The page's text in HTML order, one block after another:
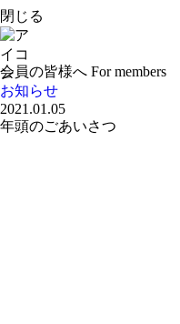
閉じる
会員の皆様へ For members
お知らせ
2021.01.05
年頭のごあいさつ